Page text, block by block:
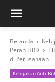
Beranda
Peran HRD
di Perusahaan
Kebijakan Anti